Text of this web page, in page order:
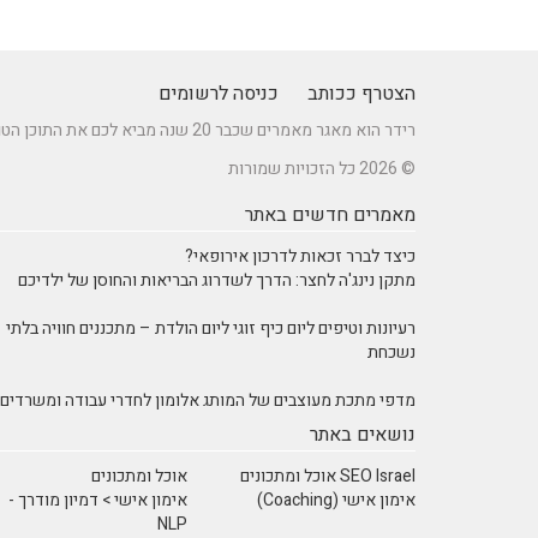
הצטרף ככותב כניסה לרשומים
רידר הוא מאגר מאמרים שכבר 20 שנה מביא לכם את התוכן הטוב ביותר בישראל במגוון תחומים.
© 2026 כל הזכויות שמורות
מאמרים חדשים באתר
כיצד לברר זכאות לדרכון אירופאי?
מתקן נינג'ה לחצר: הדרך לשדרוג הבריאות והחוסן של ילדיכם
רעיונות וטיפים ליום כיף זוגי ליום הולדת – מתכננים חוויה בלתי
נשכחת
מדפי מתכת מעוצבים של המותג אלומון לחדרי עבודה ומשרדים
נושאים באתר
SEO Israel אוכל ומתכונים אוכל ומתכונים
אימון אישי (Coaching)
אימון אישי > דמיון מודרך -
NLP